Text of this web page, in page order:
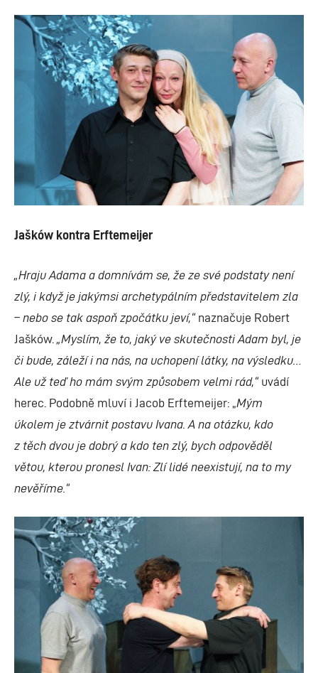
Jašków kontra Erftemeijer
„Hraju Adama a domnívám se, že ze své podstaty není
zlý, i když je jakýmsi archetypálním představitelem zla
– nebo se tak aspoň zpočátku jeví,“naznačuje Robert
Jašków. „Myslím, že to, jaký ve skutečnosti Adam byl, je
či bude, záleží i na nás, na uchopení látky, na výsledku…
Ale už teď ho mám svým způsobem velmi rád,“uvádí
herec. Podobně mluví i Jacob Erftemeijer: „Mým
úkolem je ztvárnit postavu Ivana. A na otázku, kdo
z těch dvou je dobrý a kdo ten zlý, bych odpověděl
větou, kterou pronesl Ivan: Zlí lidé neexistují, na to my
nevěříme.“